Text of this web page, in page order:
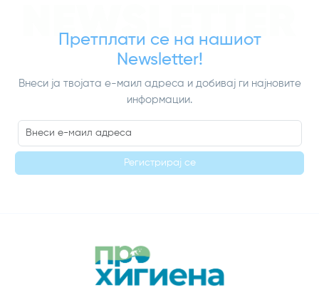
NEWSLETTER
Претплати се на нашиот
Newsletter!
Внеси ја твојата е-маил адреса и добивај ги најновите
информации.
Регистрирај се